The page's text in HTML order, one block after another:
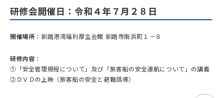
研修会開催日：令和４年７月２８日
開催場所 ：釧路港湾福利厚生会館 釧路市南浜町１－８
研修内容 ：
①「安全管理規程について」及び「旅客船の安全運航について」の講義
②ＤＶＤの上映（旅客船の安全と避難誘導）